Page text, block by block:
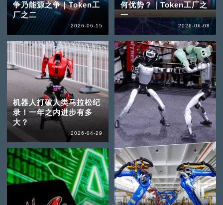
争乃能源之争｜Token工
厂之二
2026-06-15
何优势？｜Token工厂之
一
2026-06-08
机器人打破人类马拉松纪
录！一年之内进步有多
大？
2026-04-29